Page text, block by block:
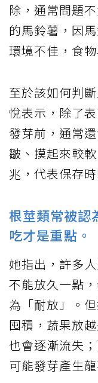
除，通常問題
的馬鈴薯，因
環境不佳，食
至於該如何判
悅表示，除了
發芽前，通常
皺、摸起來較
兆，代表保存
根莖類常被認
吃才是重點。
她指出，許多
不能放久一點
為「耐放」。
囤積，蔬果放
也會逐漸流失
可能發芽產生